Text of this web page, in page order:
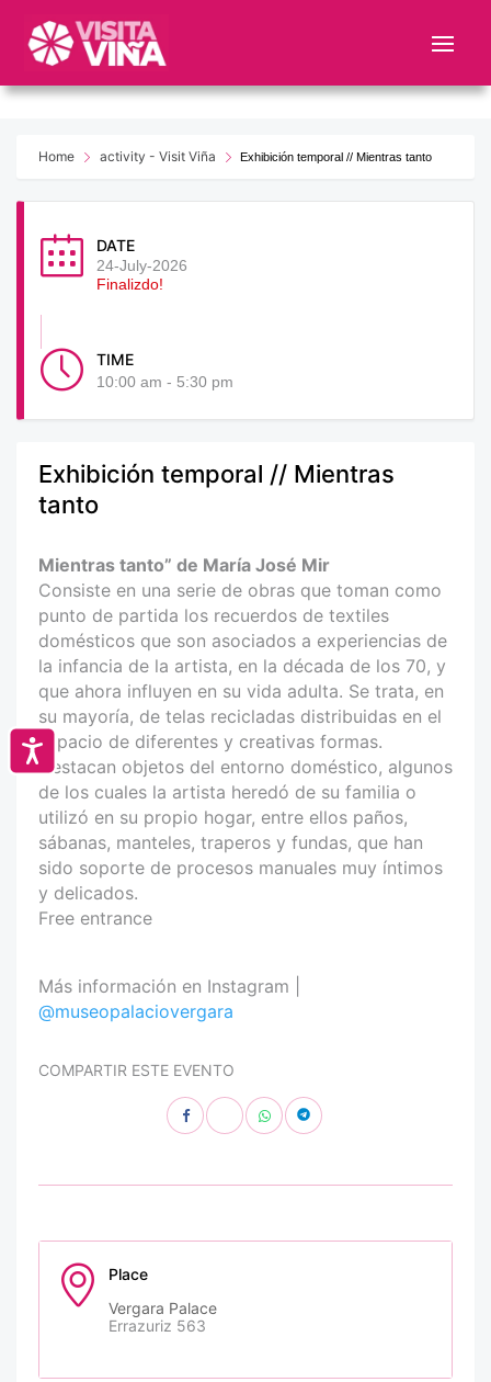
este
web
sistema
Accesibilidad
Home activity - Visit Viña Exhibición temporal // Mientras tanto
DATE
24-July-2026
Finalizdo!
TIME
10:00 am - 5:30 pm
Exhibición temporal // Mientras
tanto
Mientras tanto” de María José Mir
Consiste en una serie de obras que toman como
punto de partida los recuerdos de textiles
domésticos que son asociados a experiencias de
la infancia de la artista, en la década de los 70, y
que ahora influyen en su vida adulta. Se trata, en
su mayoría, de telas recicladas distribuidas en el
espacio de diferentes y creativas formas.
Destacan objetos del entorno doméstico, algunos
de los cuales la artista heredó de su familia o
utilizó en su propio hogar, entre ellos paños,
sábanas, manteles, traperos y fundas, que han
sido soporte de procesos manuales muy íntimos
y delicados.
Free entrance
Más información en Instagram |
@museopalaciovergara
COMPARTIR ESTE EVENTO
Place
Vergara Palace
Errazuriz 563